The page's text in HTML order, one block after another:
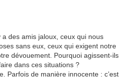
des amis jaloux, ceux qui nous
sans eux, ceux qui exigent notre
dévouement. Pourquoi agissent-ils
dans ces situations ?
Parfois de manière innocente : c’est